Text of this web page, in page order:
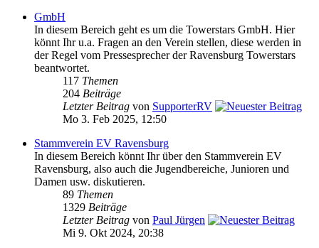
GmbH
In diesem Bereich geht es um die Towerstars GmbH. Hier
könnt Ihr u.a. Fragen an den Verein stellen, diese werden in
der Regel vom Pressesprecher der Ravensburg Towerstars
beantwortet.
117 Themen
204 Beiträge
Letzter Beitrag von SupporterRV
Mo 3. Feb 2025, 12:50
Stammverein EV Ravensburg
In diesem Bereich könnt Ihr über den Stammverein EV
Ravensburg, also auch die Jugendbereiche, Junioren und
Damen usw. diskutieren.
89 Themen
1329 Beiträge
Letzter Beitrag von Paul Jürgen
Mi 9. Okt 2024, 20:38